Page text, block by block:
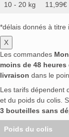
10 - 20 kg 11,99€
*délais donnés à titre
X
Les commandes
moins de 48 heures
livraison dans le
Les tarifs dépendent
et du poids du colis.
3 bouteilles sans
Poids du colis